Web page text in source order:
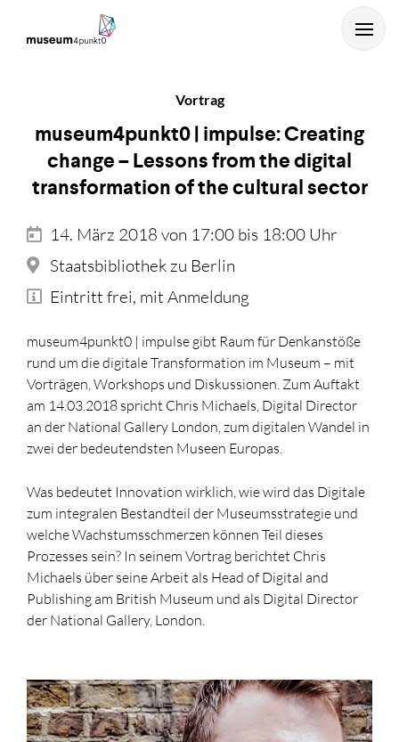
...und mit Enter starten.
Vortrag
museum4punkt0 | impulse: Creating
change – Lessons from the digital
transformation of the cultural sector
14. März 2018 von 17:00 bis 18:00 Uhr
Staatsbibliothek zu Berlin
Eintritt frei, mit Anmeldung
museum4punkt0 | impulse gibt Raum für Denkanstöße
rund um die digitale Transformation im Museum – mit
Vorträgen, Workshops und Diskussionen. Zum Auftakt
am 14.03.2018 spricht Chris Michaels, Digital Director
an der National Gallery London, zum digitalen Wandel in
zwei der bedeutendsten Museen Europas.
Was bedeutet Innovation wirklich, wie wird das Digitale
zum integralen Bestandteil der Museumsstrategie und
welche Wachstumsschmerzen können Teil dieses
Prozesses sein? In seinem Vortrag berichtet Chris
Michaels über seine Arbeit als Head of Digital and
Publishing am British Museum und als Digital Director
der National Gallery, London.